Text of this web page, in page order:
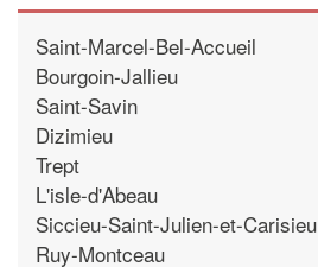
Saint-Marcel-Bel-Accueil
Bourgoin-Jallieu
Saint-Savin
Dizimieu
Trept
L'isle-d'Abeau
Siccieu-Saint-Julien-et-Carisieu
Ruy-Montceau